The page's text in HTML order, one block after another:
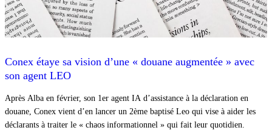
Conex étaye sa vision d’une « douane augmentée » avec
son agent LEO
Après Alba en février, son 1er agent IA d’assistance à la déclaration en
douane, Conex vient d’en lancer un 2ème baptisé Leo qui vise à aider les
déclarants à traiter le « chaos informationnel » qui fait leur quotidien.